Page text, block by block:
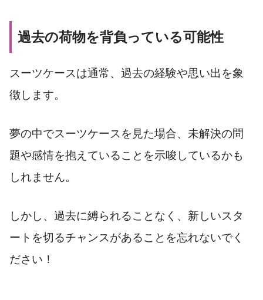
過去の荷物を背負っている可能性
スーツケースは通常、過去の経験や思い出を象
徴します。
夢の中でスーツケースを見た場合、未解決の問
題や感情を抱えていることを示唆しているかも
しれません。
しかし、過去に縛られることなく、新しいスタ
ートを切るチャンスがあることを忘れないでく
ださい！